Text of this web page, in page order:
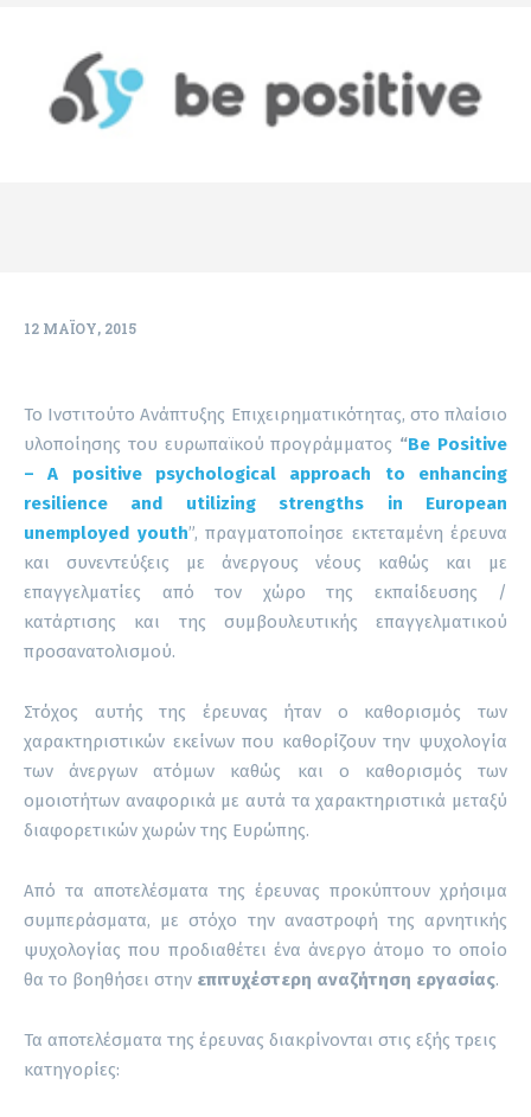
12 ΜΑΪ́ΟΥ, 2015
Το Ινστιτούτο Ανάπτυξης Επιχειρηματικότητας, στο πλαίσιο
υλοποίησης του ευρωπαϊκού προγράμματος “Be Positive
–A positive psychological approach to enhancing
resilience and utilizingstrengths in European
unemployed youth”, πραγματοποίησε εκτεταμένη έρευνα
και συνεντεύξεις με άνεργους νέους καθώς και με
επαγγελματίες από τον χώρο της εκπαίδευσης /
κατάρτισης και της συμβουλευτικής επαγγελματικού
προσανατολισμού.
Στόχος αυτής της έρευνας ήταν ο καθορισμός των
χαρακτηριστικών εκείνων που καθορίζουν την ψυχολογία
των άνεργων ατόμων καθώς και ο καθορισμός των
ομοιοτήτων αναφορικά με αυτά τα χαρακτηριστικά μεταξύ
διαφορετικών χωρών της Ευρώπης.
Από τα αποτελέσματα της έρευνας προκύπτουν χρήσιμα
συμπεράσματα, με στόχο την αναστροφή της αρνητικής
ψυχολογίας που προδιαθέτει ένα άνεργο άτομο το οποίο
θα το βοηθήσει στην επιτυχέστερη αναζήτηση εργασίας.
Τα αποτελέσματα της έρευνας διακρίνονται στις εξής τρεις
κατηγορίες: